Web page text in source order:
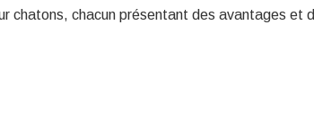
chatons, chacun présentant des avantages et